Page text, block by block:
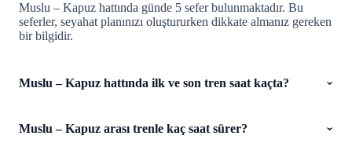
Muslu – Kapuz hattında günde 5 sefer bulunmaktadır. Bu
seferler, seyahat planınızı oluştururken dikkate almanız gereken
bir bilgidir.
Muslu – Kapuz hattında ilk ve son tren saat kaçta?
Muslu – Kapuz arası trenle kaç saat sürer?